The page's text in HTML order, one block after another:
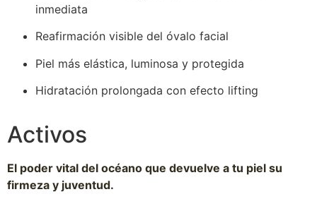
inmediata
Reafirmación visible del óvalo facial
Piel más elástica, luminosa y protegida
Hidratación prolongada con efecto lifting
Activos
El poder vital del océano que devuelve a tu piel su
firmeza y juventud.